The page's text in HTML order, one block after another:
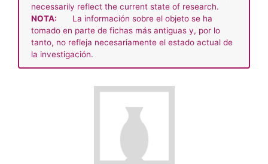
necessarily reflect the current state of research.
NOTA:
La información sobre el objeto se ha
tomado en parte de fichas más antiguas y, por lo
tanto, no refleja necesariamente el estado actual de
la investigación.